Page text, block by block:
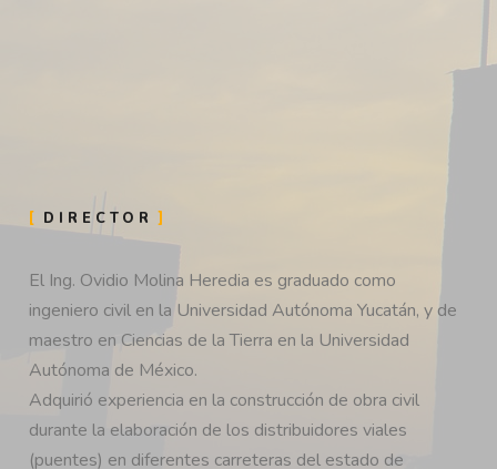
DIRECTOR
El Ing. Ovidio Molina Heredia es graduado como
ingeniero civil en la Universidad Autónoma Yucatán, y de
maestro en Ciencias de la Tierra en la Universidad
Autónoma de México.
Adquirió experiencia en la construcción de obra civil
durante la elaboración de los distribuidores viales
(puentes) en diferentes carreteras del estado de